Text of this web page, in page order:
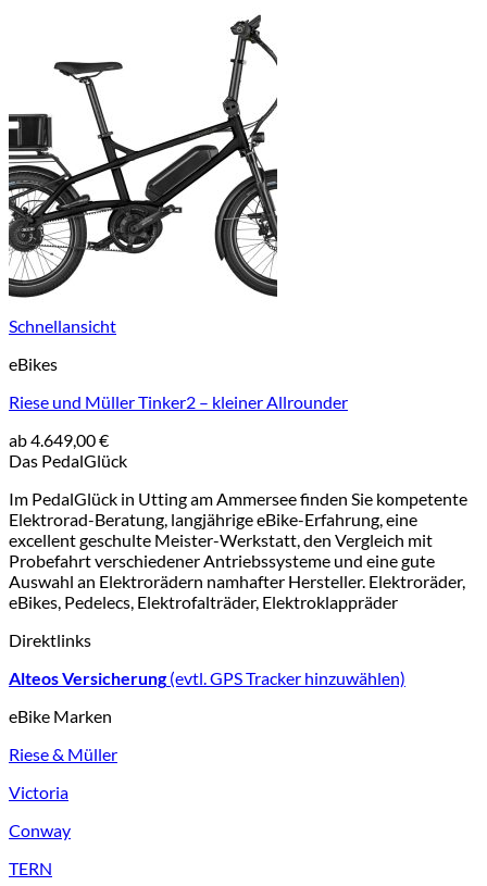
Schnellansicht
eBikes
Riese und Müller Tinker2 – kleiner Allrounder
ab4.649,00€
Das PedalGlück
Im PedalGlück in Utting am Ammersee finden Sie kompetente
Elektrorad-Beratung, langjährige eBike-Erfahrung, eine
excellent geschulte Meister-Werkstatt, den Vergleich mit
Probefahrt verschiedener Antriebssysteme und eine gute
Auswahl an Elektrorädern namhafter Hersteller. Elektroräder,
eBikes, Pedelecs, Elektrofalträder, Elektroklappräder
Direktlinks
Alteos Versicherung(evtl. GPS Tracker hinzuwählen)
eBike Marken
Riese & Müller
Victoria
Conway
TERN